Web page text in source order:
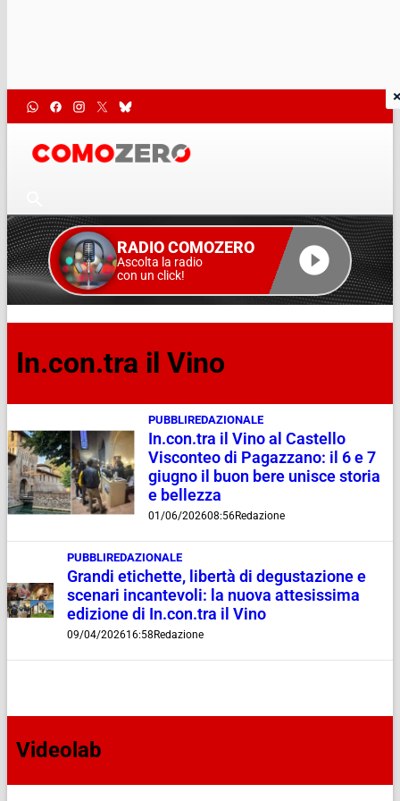
RADIO COMOZERO
Ascolta la radio
con un click!
In.con.tra il Vino
PUBBLIREDAZIONALE
In.con.tra il Vino al Castello
Visconteo di Pagazzano: il 6 e 7
giugno il buon bere unisce storia
e bellezza
01/06/202608:56Redazione
PUBBLIREDAZIONALE
Grandi etichette, libertà di degustazione e
scenari incantevoli: la nuova attesissima
edizione di In.con.tra il Vino
09/04/202616:58Redazione
Videolab